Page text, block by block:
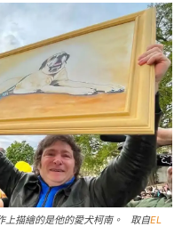
上描繪的是他的愛犬柯南。 取自EL